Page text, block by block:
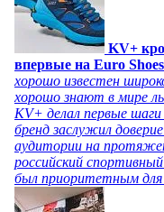
KV+
впервые на Euro Shoes
хорошо известен
хорошо знают в мире
KV+ делал первые
бренд заслужил
аудитории на
российский
был приоритетным для